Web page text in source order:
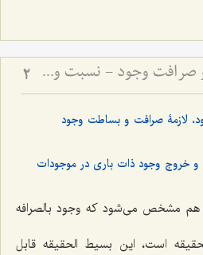
لازمه قول به بساطت و صرافت وجود - نسبت وجود بسیط با تعینات و عالم کثرت 2
لازمۀ صرافت و بساطت وجود
خروج وجود ذات باری در موجودات
هم مشخص مى‌شود که وجود بالصرافه
است، این بسیط الحقیقه قابل